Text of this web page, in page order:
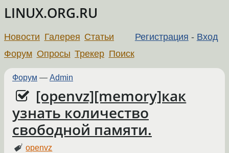
LINUX.ORG.RU
Регистрация - Вход
Новости Галерея Статьи
Форум Опросы Трекер Поиск
Форум — Admin
[openvz][memory]как
узнать количество
свободной памяти.
openvz